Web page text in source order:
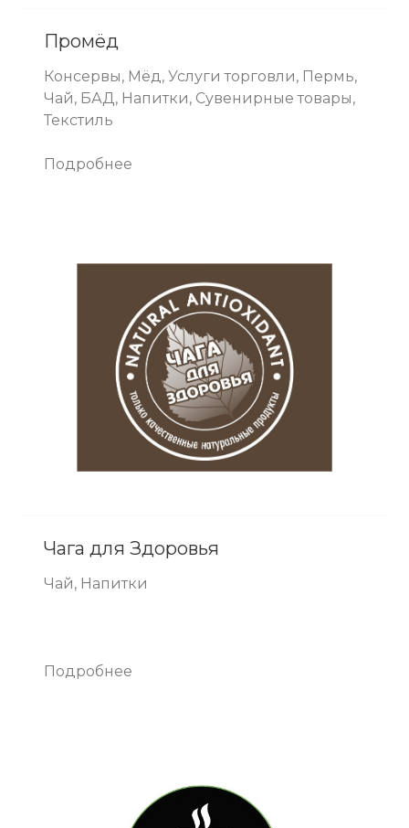
Промёд
Консервы, Мёд, Услуги торговли, Пермь,
Чай, БАД, Напитки, Сувенирные товары,
Текстиль
Подробнее
Чага для Здоровья
Чай, Напитки
Подробнее